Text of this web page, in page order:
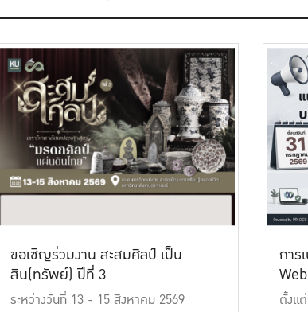
ขอเชิญร่วมงาน สะสมศิลป์ เป็น
สิน(ทรัพย์) ปีที่ 3
ระหว่างวันที่ 13 - 15 สิงหาคม 2569
การ
ตั้งแ